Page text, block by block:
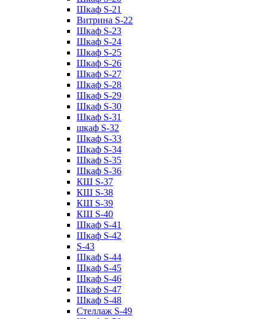
Шкаф S-21
Витрина S-22
Шкаф S-23
Шкаф S-24
Шкаф S-25
Шкаф S-26
Шкаф S-27
Шкаф S-28
Шкаф S-29
Шкаф S-30
Шкаф S-31
шкаф S-32
Шкаф S-33
Шкаф S-34
Шкаф S-35
Шкаф S-36
КШ S-37
КШ S-38
КШ S-39
КШ S-40
Шкаф S-41
Шкаф S-42
S-43
Шкаф S-44
Шкаф S-45
Шкаф S-46
Шкаф S-47
Шкаф S-48
Стеллаж S-49